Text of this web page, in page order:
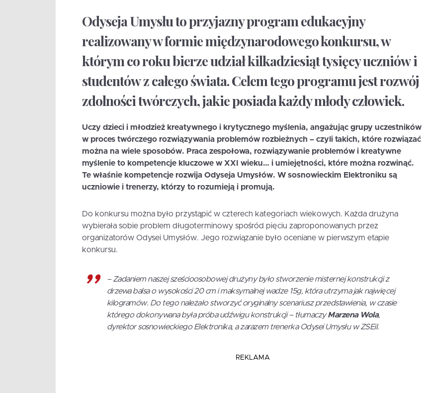
Odyseja Umysłu to przyjazny program edukacyjny
realizowany w formie międzynarodowego konkursu, w
którym co roku bierze udział kilkadziesiąt tysięcy uczniów i
studentów z całego świata. Celem tego programu jest rozwój
zdolności twórczych, jakie posiada każdy młody człowiek.
Uczy dzieci i młodzież kreatywnego i krytycznego myślenia, angażując grupy uczestników
w proces twórczego rozwiązywania problemów rozbieżnych – czyli takich, które rozwiązać
można na wiele sposobów. Praca zespołowa, rozwiązywanie problemów i kreatywne
myślenie to kompetencje kluczowe w XXI wieku… i umiejętności, które można rozwinąć.
Te właśnie kompetencje rozwija Odyseja Umysłów. W sosnowieckim Elektroniku są
uczniowie i trenerzy, którzy to rozumieją i promują.
Do konkursu można było przystąpić w czterech kategoriach wiekowych. Każda drużyna
wybierała sobie problem długoterminowy spośród pięciu zaproponowanych przez
organizatorów Odysei Umysłów. Jego rozwiązanie było oceniane w pierwszym etapie
konkursu.
–Zadaniem naszej sześcioosobowej drużyny było stworzenie misternej konstrukcji z
drzewa balsa o wysokości 20 cm i maksymalnej wadze 15g, która utrzyma jak najwięcej
kilogramów. Do tego należało stworzyć oryginalny scenariusz przedstawienia, w czasie
którego dokonywana była próba udźwigu konstrukcji– tłumaczyMarzena Wola,
dyrektor sosnowieckiego Elektronika, a zarazem trenerka Odysei Umysłu w ZSEiI.
REKLAMA